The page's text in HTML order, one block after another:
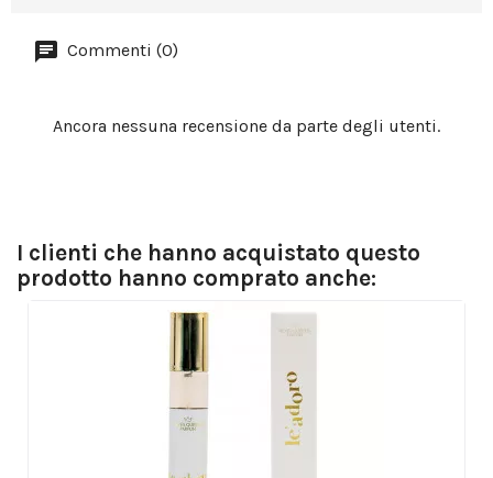
Commenti (0)
Ancora nessuna recensione da parte degli utenti.
I clienti che hanno acquistato questo
prodotto hanno comprato anche: